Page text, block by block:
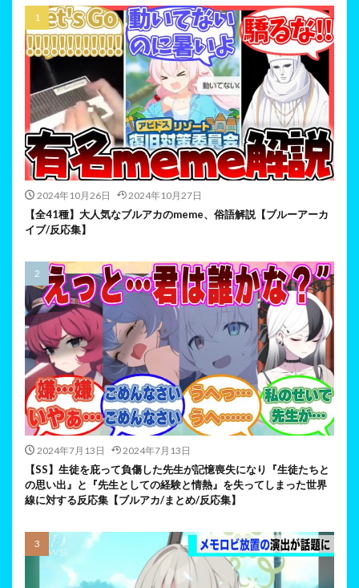
2024年10月26日 2024年10月27日
【全41種】大人気なブルアカのmeme、俗語解説【ブルーアーカ
イブ/反応集】
2024年7月13日 2024年7月13日
【SS】生徒を庇って負傷した先生が記憶喪失になり『生徒たちと
の思い出』と『先生としての経験と情熱』を失ってしまった世界
線に対する反応集【ブルアカ/まとめ/反応集】